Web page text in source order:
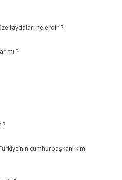
faydaları nelerdir ?
mı ?
?
cumhurbaşkanı kim